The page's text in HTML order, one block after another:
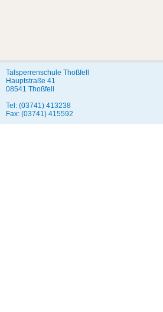
Talsperrenschule Thoßfell
Hauptstraße 41
08541 Thoßfell
Tel: (03741) 413238
Fax: (03741) 415592